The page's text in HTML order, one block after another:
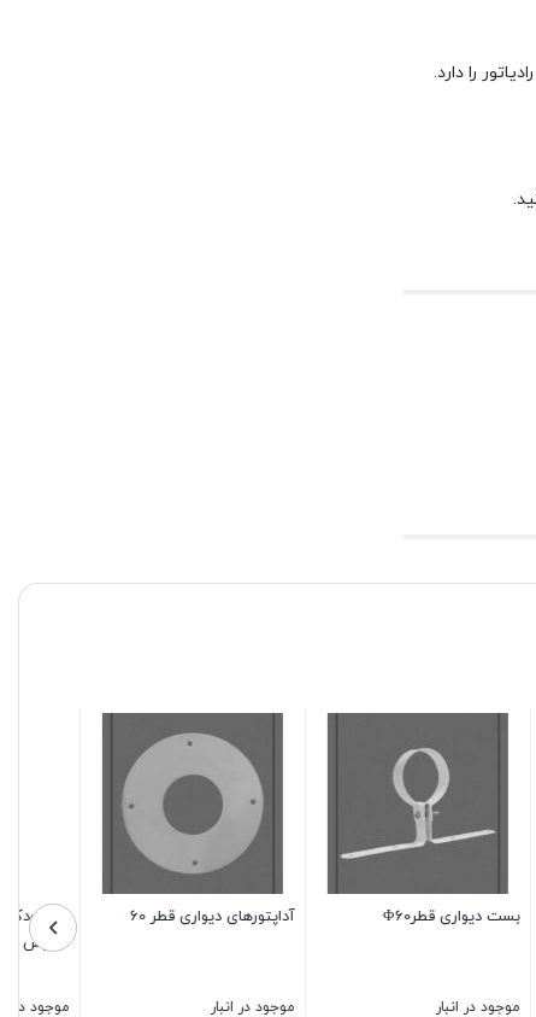
زانو دودکش 90 درجه دو جداره
موجود در انبار
ترمینال خروجی
موجود در انبار